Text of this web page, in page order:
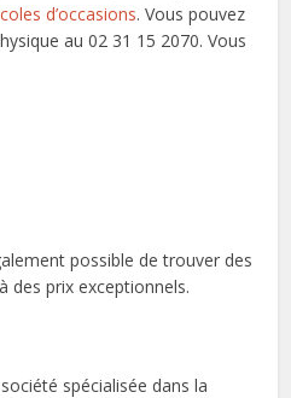
d’occasions. Vous pouvez
au 02 31 15 2070. Vous
possible de trouver des
des prix exceptionnels.
spécialisée dans la